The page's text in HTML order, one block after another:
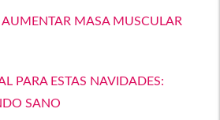
MASA MUSCULAR
PARA ESTAS NAVIDADES:
SANO